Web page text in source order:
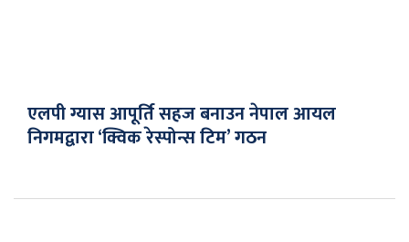
एलपी ग्यास आपूर्ति सहज बनाउन नेपाल आयल
निगमद्वारा ‘क्विक रेस्पोन्स टिम’ गठन